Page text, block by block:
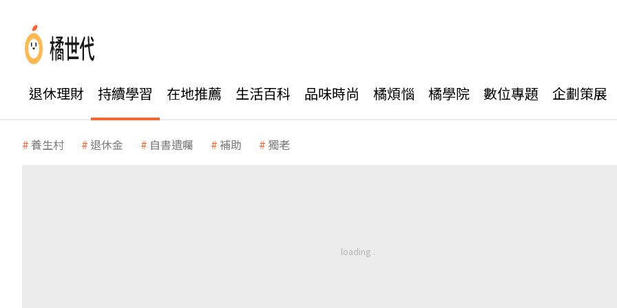
退休理財 持續學習 在地推薦 生活百科 品味時尚 橘煩惱 橘學院 數位專題 企劃策展
養生村 退休金 自書遺囑 補助 獨老